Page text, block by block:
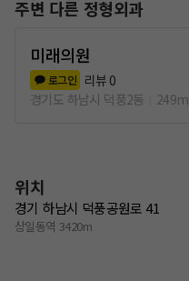
주변 다른 정형외과
미래의원
로그인 리뷰 0
경기도 하남시 덕풍2동
249m
위치
경기 하남시 덕풍공원로 41
상일동역 3420m